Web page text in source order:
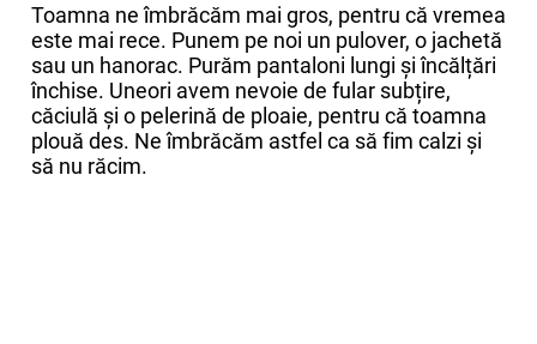
Toamna ne îmbrăcăm mai gros, pentru că vremea
este mai rece. Punem pe noi un pulover, o jachetă
sau un hanorac. Purăm pantaloni lungi și încălțări
închise. Uneori avem nevoie de fular subțire,
căciulă și o pelerină de ploaie, pentru că toamna
plouă des. Ne îmbrăcăm astfel ca să fim calzi și
să nu răcim.